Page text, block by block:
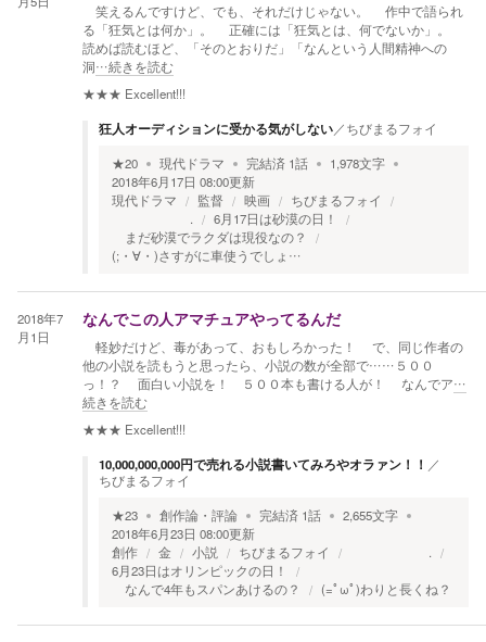
笑えるんですけど、でも、それだけじゃない。 作中で語られ
る「狂気とは何か」。 正確には「狂気とは、何でないか」。
読めば読むほど、「そのとおりだ」「なんという人間精神への
洞…続きを読む
★★★ Excellent!!!
狂人オーディションに受かる気がしない／ちびまるフォイ
★20 現代ドラマ 完結済 1話 1,978文字
2018年6月17日 08:00更新
現代ドラマ
監督 映画
ちびまるフォイ
.
6月17日は砂漠の日！
まだ砂漠でラクダは現役なの？
(;・∀・)さすがに車使うでしょ…
2018年7
月1日
なんでこの人アマチュアやってるんだ
軽妙だけど、毒があって、おもしろかった！ で、同じ作者の
他の小説を読もうと思ったら、小説の数が全部で……５００
っ！？ 面白い小説を！ ５００本も書ける人が！ なんでア…
続きを読む
★★★ Excellent!!!
10,000,000,000円で売れる小説書いてみろやオラァン！！ ／
ちびまるフォイ
★23 創作論・評論 完結済 1話 2,655文字
2018年6月23日 08:00更新
創作
金 小説 ちびまるフォイ
.
6月23日はオリンピックの日！
なんで4年もスパンあけるの？
(=ﾟωﾟ)わりと長くね？